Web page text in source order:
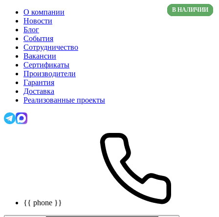
О компании
Новости
Блог
События
Сотрудничество
Вакансии
Сертификаты
Производители
Гарантия
Доставка
Реализованные проекты
{{ phone }}
В НАЛИЧИИ
В НАЛИЧИИ
В НАЛИЧИИ
В НАЛИЧИИ
В НАЛИЧИИ
В НАЛИЧИИ
В НАЛИЧИИ
В НАЛИЧИИ
В НАЛИЧИИ
В НАЛИЧИИ
В НАЛИЧИИ
В НАЛИЧИИ